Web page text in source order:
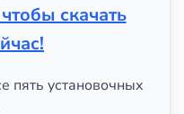
скачать
пять установочных